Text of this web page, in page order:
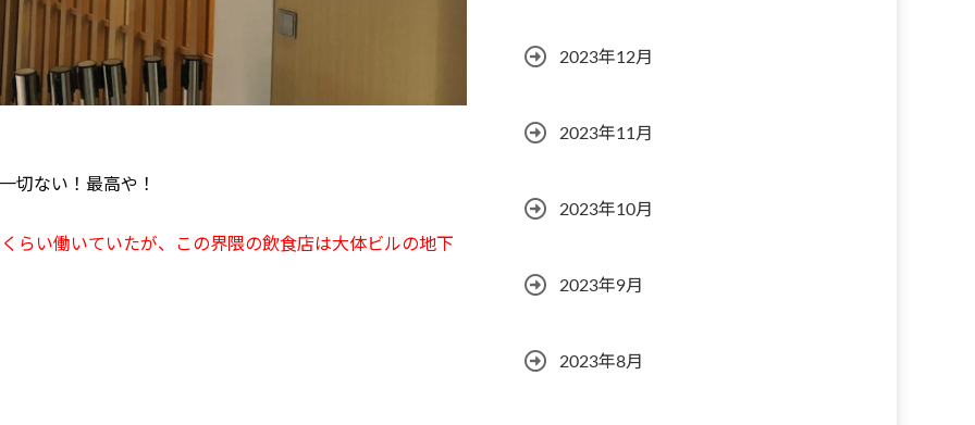
切ない！最高や！
らい働いていたが、この界隈の飲食店は大体ビルの地下
2023年12月
2023年11月
2023年10月
2023年9月
2023年8月